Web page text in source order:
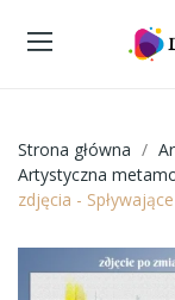
Strona główna
Artystyczna
zdjęcia -